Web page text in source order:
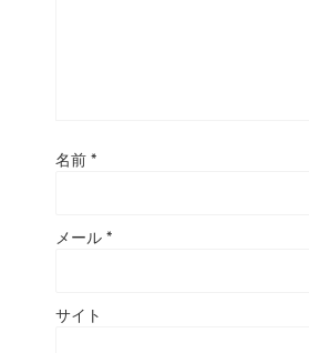
名前 *
メール *
サイト